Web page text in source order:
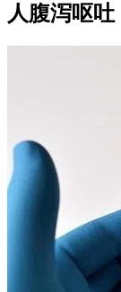
人腹泻呕吐